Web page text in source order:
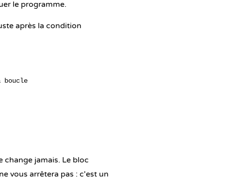
le programme.
après la condition
change jamais. Le bloc
vous arrêtera pas : c'est un